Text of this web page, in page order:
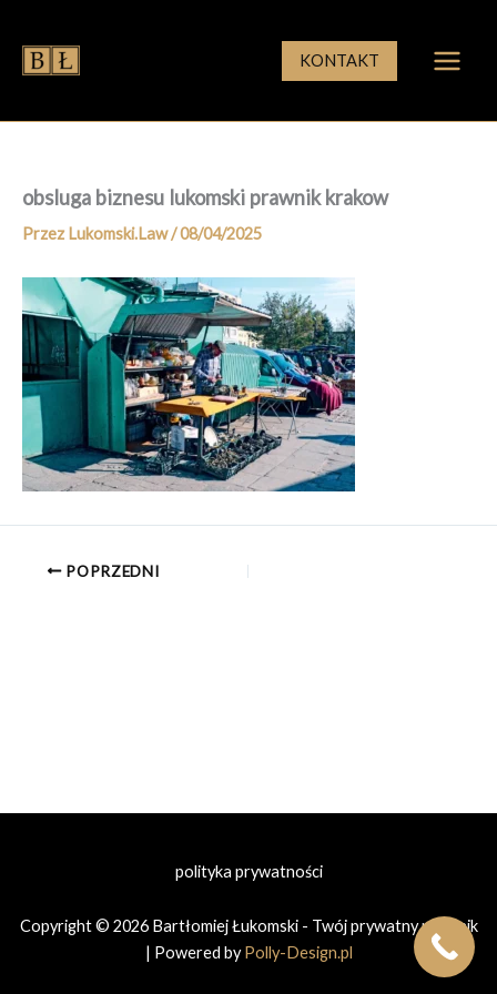
treści
KONTAKT
obsluga biznesu lukomski prawnik krakow
Przez Lukomski.Law/08/04/2025
POPRZEDNI
polityka prywatności
Copyright © 2026 Bartłomiej Łukomski - Twój prywatny prawnik
| Powered by Polly-Design.pl